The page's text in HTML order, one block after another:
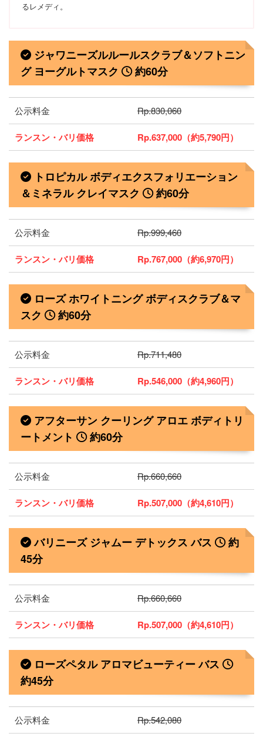
るレメディ。
ジャワニーズルルールスクラブ＆ソフトニン
グ ヨーグルトマスク
約60分
公示料金 Rp.830,060
ランスン・バリ価格 Rp.637,000（約5,790円）
トロピカル ボディエクスフォリエーション
＆ミネラル クレイマスク
約60分
公示料金 Rp.999,460
ランスン・バリ価格 Rp.767,000（約6,970円）
ローズ ホワイトニング ボディスクラブ＆マ
スク
約60分
公示料金 Rp.711,480
ランスン・バリ価格 Rp.546,000（約4,960円）
アフターサン クーリング アロエ ボディトリ
ートメント
約60分
公示料金 Rp.660,660
ランスン・バリ価格 Rp.507,000（約4,610円）
バリニーズ ジャムー デトックス バス
約
45分
公示料金 Rp.660,660
ランスン・バリ価格 Rp.507,000（約4,610円）
ローズペタル アロマビューティー バス
約45分
公示料金 Rp.542,080